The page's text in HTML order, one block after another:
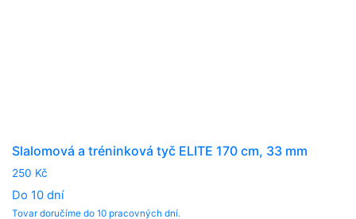
Slalomová a tréninková tyč ELITE 170 cm, 33 mm
250 Kč
Do 10 dní
Tovar doručíme do 10 pracovných dní.